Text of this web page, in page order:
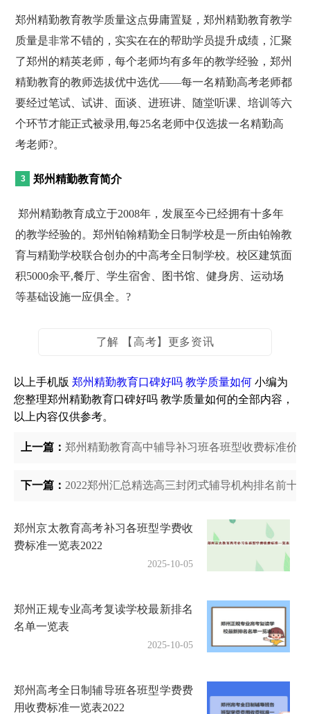
郑州精勤教育教学质量这点毋庸置疑，郑州精勤教育教学
质量是非常不错的，实实在在的帮助学员提升成绩，汇聚
了郑州的精英老师，每个老师均有多年的教学经验，郑州
精勤教育的教师选拔优中选优——每一名精勤高考老师都
要经过笔试、试讲、面谈、进班讲、随堂听课、培训等六
个环节才能正式被录用,每25名老师中仅选拔一名精勤高
考老师?。
郑州精勤教育简介
郑州精勤教育成立于2008年，发展至今已经拥有十多年
的教学经验的。郑州铂翰精勤全日制学校是一所由铂翰教
育与精勤学校联合创办的中高考全日制学校。校区建筑面
积5000余平,餐厅、学生宿舍、图书馆、健身房、运动场
等基础设施一应俱全。?
了解 【高考】更多资讯
以上手机版 郑州精勤教育口碑好吗 教学质量如何 小编为
您整理郑州精勤教育口碑好吗 教学质量如何的全部内容，
以上内容仅供参考。
上一篇： 郑州精勤教育高中辅导补习班各班型收费标准价
下一篇： 2022郑州汇总精选高三封闭式辅导机构排名前十
郑州京太教育高考补习各班型学费收
费标准一览表2022
2025-10-05
郑州正规专业高考复读学校最新排名
名单一览表
2025-10-05
郑州高考全日制辅导班各班型学费费
用收费标准一览表2022